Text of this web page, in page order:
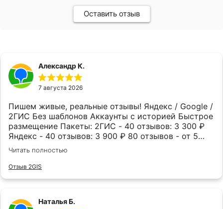
Оставить отзыв
Александр К.
7 августа 2026
Пишем живые, реальные отзывы! Яндекс / Google /
2ГИС Без шаблонов Аккаунты с историей Быстрое
размещение Пакеты: 2ГИС - 40 отзывов: 3 300 ₽
Яндекс - 40 отзывов: 3 900 ₽ 80 отзывов - от 5
500 ₽ Рейтинг растёт - клиентов становится
@Swixnetshop наш сайт otzyvpppro.info
Читать полностью
Отзыв 2GIS
Наталья Б.